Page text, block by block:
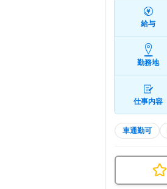
給与
勤務地
仕事内容
車通勤可